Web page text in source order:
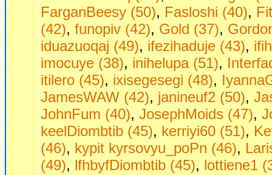
FarganBeesy (50), Fasloshi (40),
(42), funopiv (42), Gold (37),
iduazuoqaj (49), ifezihaduje (43),
imocuye (38), inihelupa (51),
itilero (45), ixisegesegi (48),
JamesWAW (42), janineuf2 (50),
JohnFum (40), JosephMoids (47),
keelDiombtib (45), kerriyi60 (51),
(46), kypit kyrsovyu_poPn (46),
(49), lfhbyfDiombtib (45), lottiene1